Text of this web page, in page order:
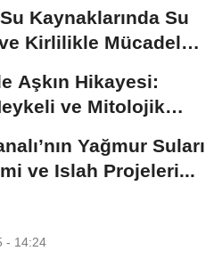
Kaynaklarında Su
Kirlilikle Mücadele:
Aşkın Hikayesi:
ve Mitolojik
Yağmur Suları
ve Islah Projeleri...
- 14:24